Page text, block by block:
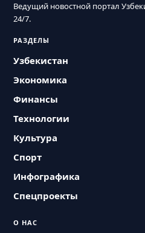
Ведущий новостной портал
24/7.
РАЗДЕЛЫ
Узбекистан
Экономика
Финансы
Технологии
Культура
Спорт
Инфографика
Спецпроекты
О НАС